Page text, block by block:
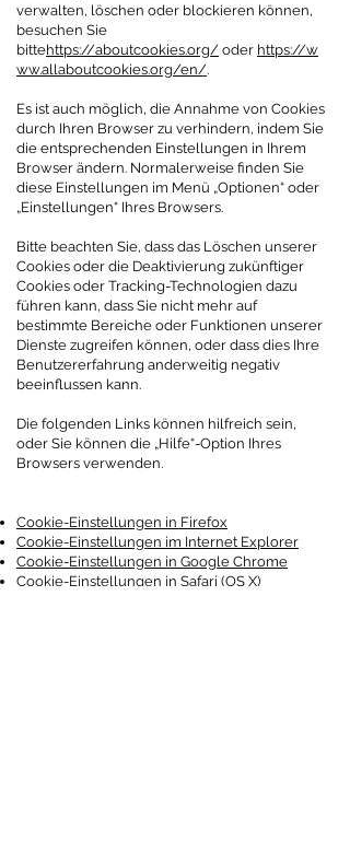
verwalten, löschen oder blockieren können,
besuchen Sie
bittehttps://aboutcookies.org/ oder https://w
ww.allaboutcookies.org/en/.
Es ist auch möglich, die Annahme von Cookies
durch Ihren Browser zu verhindern, indem Sie
die entsprechenden Einstellungen in Ihrem
Browser ändern. Normalerweise finden Sie
diese Einstellungen im Menü „Optionen“ oder
„Einstellungen“ Ihres Browsers.
Bitte beachten Sie, dass das Löschen unserer
Cookies oder die Deaktivierung zukünftiger
Cookies oder Tracking-Technologien dazu
führen kann, dass Sie nicht mehr auf
bestimmte Bereiche oder Funktionen unserer
Dienste zugreifen können, oder dass dies Ihre
Benutzererfahrung anderweitig negativ
beeinflussen kann.
Die folgenden Links können hilfreich sein,
oder Sie können die „Hilfe“-Option Ihres
Browsers verwenden.
Cookie-Einstellungen in Firefox
Cookie-Einstellungen im Internet Explorer
Cookie-Einstellungen in Google Chrome
Cookie-Einstellungen in Safari (OS X)